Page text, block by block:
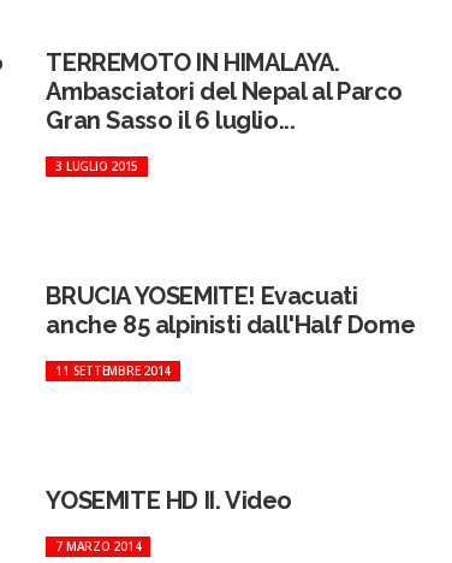
TERREMOTO IN HIMALAYA.
Ambasciatori del Nepal al Parco
Gran Sasso il 6 luglio...
3 LUGLIO 2015
BRUCIA YOSEMITE! Evacuati
anche 85 alpinisti dall'Half Dome
11 SETTEMBRE 2014
YOSEMITE HD II. Video
7 MARZO 2014